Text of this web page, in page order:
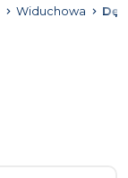
Widuchowa